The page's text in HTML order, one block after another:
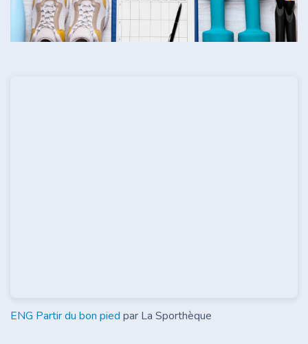
ENG Partir du bon pied par La Sporthèque